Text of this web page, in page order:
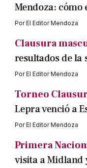
Mendoza: cómo
PorEl Editor Mendoza
Clausura
resultados de la
PorEl Editor Mendoza
Torneo
Lepra venció a
PorEl Editor Mendoza
Primera
visita a Midland